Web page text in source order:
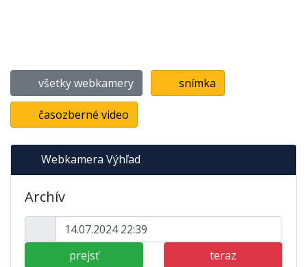
všetky webkamery snímka
časozberné video
Webkamera Výhľad
Archív
prejsť teraz